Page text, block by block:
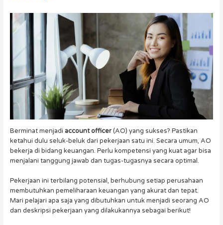
Berminat menjadi account officer(AO) yang sukses? Pastikan
ketahui dulu seluk-beluk dari pekerjaan satu ini. Secara umum, AO
bekerja di bidang keuangan. Perlu kompetensi yang kuat agar bisa
menjalani tanggung jawab dan tugas-tugasnya secara optimal.
Pekerjaan ini terbilang potensial, berhubung setiap perusahaan
membutuhkan pemeliharaan keuangan yang akurat dan tepat.
Mari pelajari apa saja yang dibutuhkan untuk menjadi seorang AO
dan deskripsi pekerjaan yang dilakukannya sebagai berikut!